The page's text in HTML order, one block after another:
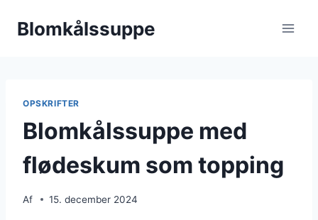
Blomkålssuppe
OPSKRIFTER
Blomkålssuppe med
flødeskum som topping
Af 15. december 2024